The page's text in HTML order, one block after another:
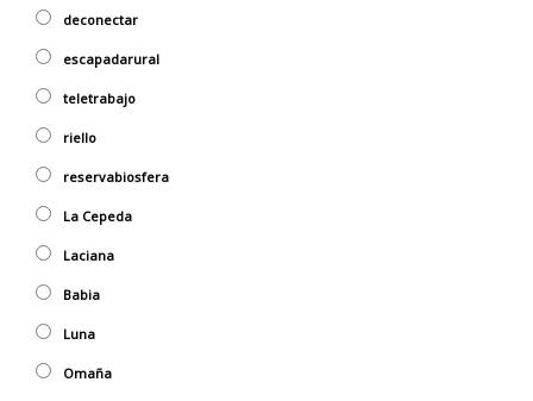
deconectar
escapadarural
teletrabajo
riello
reservabiosfera
La Cepeda
Laciana
Babia
Luna
Omaña